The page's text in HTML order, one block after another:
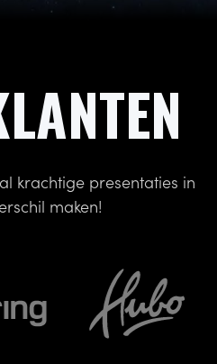
krachtige presentaties in
maken!